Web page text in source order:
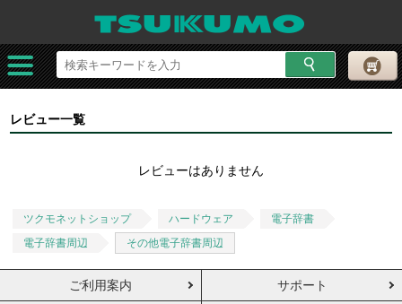
レビュー一覧
レビューはありません
ツクモネットショップ ハードウェア
電子辞書
電子辞書周辺
その他電子辞書周辺
ご利用案内 サポート